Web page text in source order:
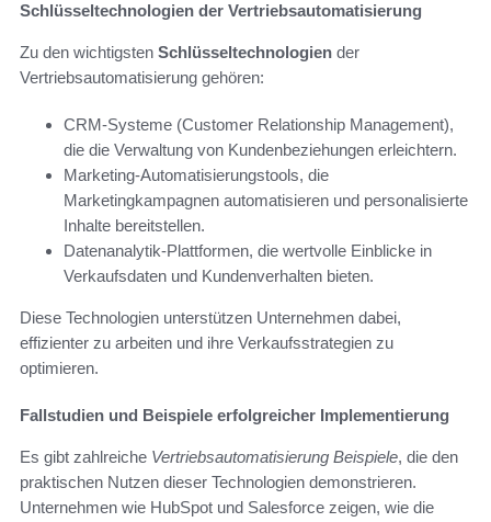
Schlüsseltechnologien der Vertriebsautomatisierung
Zu den wichtigsten Schlüsseltechnologien der
Vertriebsautomatisierung gehören:
CRM-Systeme (Customer Relationship Management),
die die Verwaltung von Kundenbeziehungen erleichtern.
Marketing-Automatisierungstools, die
Marketingkampagnen automatisieren und personalisierte
Inhalte bereitstellen.
Datenanalytik-Plattformen, die wertvolle Einblicke in
Verkaufsdaten und Kundenverhalten bieten.
Diese Technologien unterstützen Unternehmen dabei,
effizienter zu arbeiten und ihre Verkaufsstrategien zu
optimieren.
Fallstudien und Beispiele erfolgreicher Implementierung
Es gibt zahlreiche Vertriebsautomatisierung Beispiele, die den
praktischen Nutzen dieser Technologien demonstrieren.
Unternehmen wie HubSpot und Salesforce zeigen, wie die